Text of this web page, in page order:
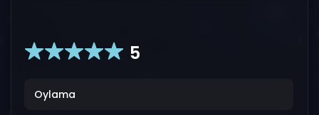
5
Oylama